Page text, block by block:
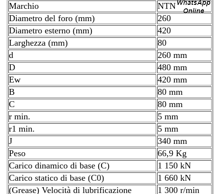
Marchio
NTN
Diametro del foro (mm)
260
Diametro esterno (mm)
420
Larghezza (mm)
80
d
260 mm
D
480 mm
Ew
420 mm
B
80 mm
C
80 mm
r min.
5 mm
r1 min.
5 mm
J
340 mm
Peso
66,9 Kg
Carico dinamico di base (C)
1 150 kN
Carico statico di base (C0)
1 660 kN
(Grease) Velocità di lubrificazione
1 300 r/min